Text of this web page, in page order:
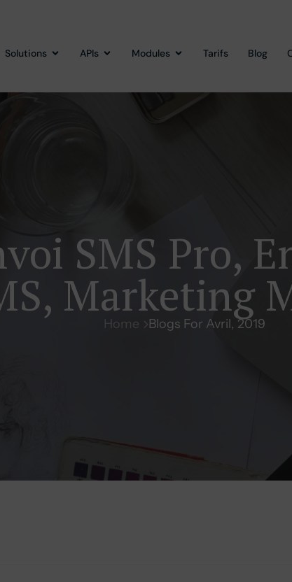
Solutions APIs Modules Tarifs Blog
SMS Pro,
Marketing
Home Blogs For Avril, 2019